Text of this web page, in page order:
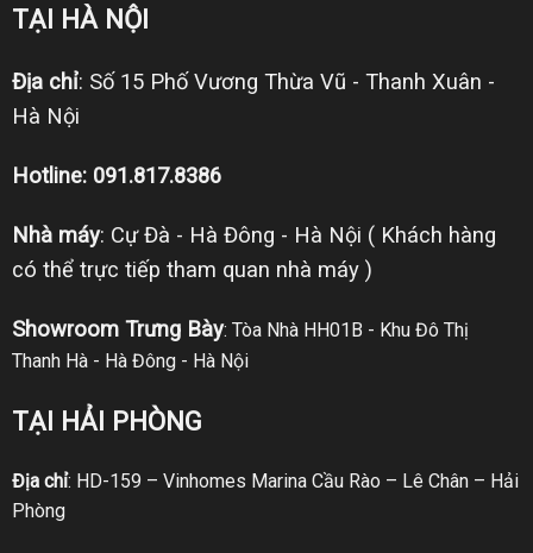
TẠI HÀ NỘI
Địa chỉ: Số 15 Phố Vương Thừa Vũ - Thanh Xuân -
Hà Nội
Hotline: 091.817.8386
Nhà máy: Cự Đà - Hà Đông - Hà Nội ( Khách hàng
có thể trực tiếp tham quan nhà máy )
Showroom Trưng Bày: Tòa Nhà HH01B - Khu Đô Thị
Thanh Hà - Hà Đông - Hà Nội
TẠI HẢI PHÒNG
Địa chỉ: HD-159 – Vinhomes Marina Cầu Rào – Lê Chân – Hải
Phòng